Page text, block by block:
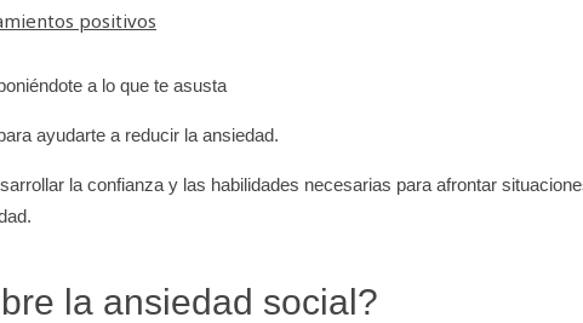
positivos
a lo que te asusta
ayudarte a reducir la ansiedad.
la confianza y las habilidades necesarias para afrontar
la ansiedad social?